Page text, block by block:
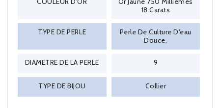
18 Carats
TYPE DE PERLE
Perle De Culture D'eau
Douce,
DIAMETRE DE LA PERLE 9
TYPE DE BIJOU Collier